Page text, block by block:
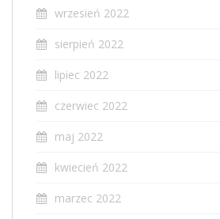
wrzesień 2022
sierpień 2022
lipiec 2022
czerwiec 2022
maj 2022
kwiecień 2022
marzec 2022